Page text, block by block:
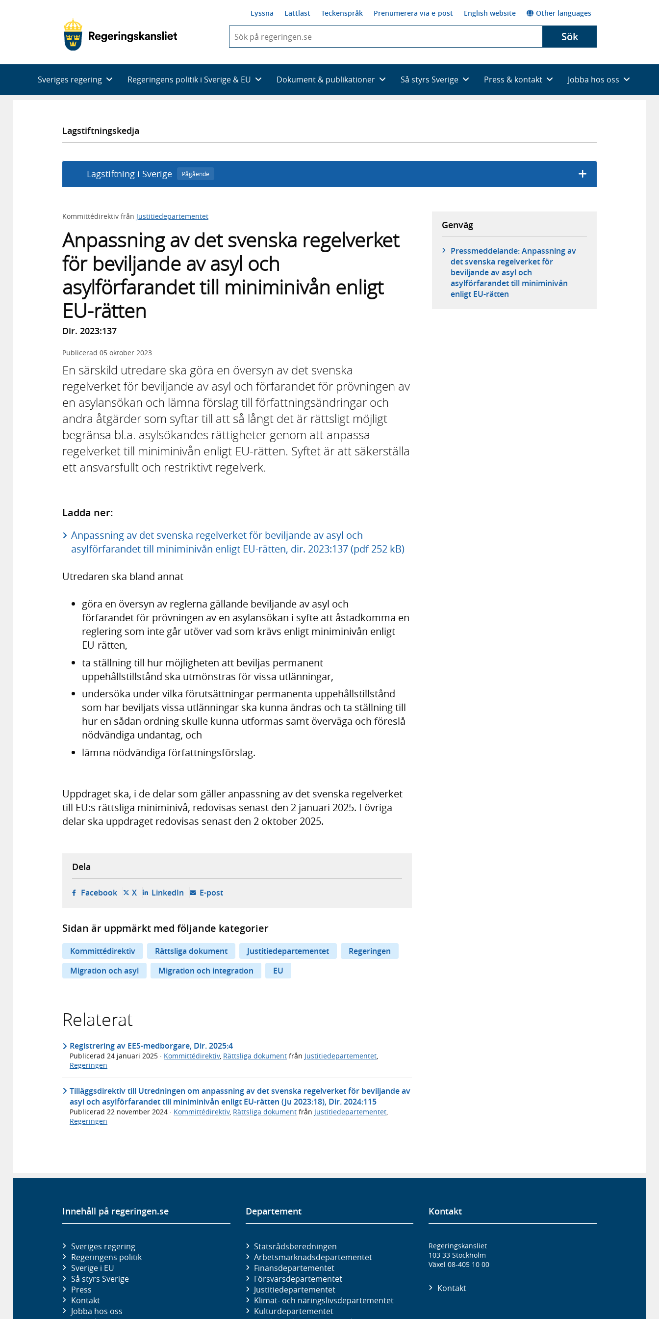
Lyssna Lättläst Teckenspråk Prenumerera via e-post English website Other languages
du
skriva
framträder
en
Sök
Sveriges regering Regeringens politik i Sverige & EU Dokument & publikationer Så styrs Sverige Press & kontakt Jobba hos oss
Lagstiftningskedja
Lagstiftning i Sverige Pågående
Kommittédirektiv från Justitiedepartementet
Anpassning av det svenska regelverket
för beviljande av asyl och
asylförfarandet till miniminivån enligt
EU-rätten
Dir. 2023:137
Publicerad 05 oktober 2023
En särskild utredare ska göra en översyn av det svenska
regelverket för beviljande av asyl och förfarandet för prövningen av
en asylansökan och lämna förslag till författningsändringar och
andra åtgärder som syftar till att så långt det är rättsligt möjligt
begränsa bl.a. asylsökandes rättigheter genom att anpassa
regelverket till miniminivån enligt EU-rätten. Syftet är att säkerställa
ett ansvarsfullt och restriktivt regelverk.
Ladda ner:
Anpassning av det svenska regelverket för beviljande av asyl och
asylförfarandet till miniminivån enligt EU-rätten, dir. 2023:137 (pdf 252 kB)
Utredaren ska bland annat
göra en översyn av reglerna gällande beviljande av asyl och
förfarandet för prövningen av en asylansökan i syfte att åstadkomma en
reglering som inte går utöver vad som krävs enligt miniminivån enligt
EU-rätten,
ta ställning till hur möjligheten att beviljas permanent
uppehållstillstånd ska utmönstras för vissa utlänningar,
undersöka under vilka förutsättningar permanenta uppehållstillstånd
som har beviljats vissa utlänningar ska kunna ändras och ta ställning till
hur en sådan ordning skulle kunna utformas samt överväga och föreslå
nödvändiga undantag, och
lämna nödvändiga författningsförslag.
Uppdraget ska, i de delar som gäller anpassning av det svenska regelverket
till EU:s rättsliga miniminivå, redovisas senast den 2 januari 2025. I övriga
delar ska uppdraget redovisas senast den 2 oktober 2025.
Genväg
Pressmeddelande: Anpassning av
det svenska regelverket för
beviljande av asyl och
asylförfarandet till miniminivån
enligt EU-rätten
Dela
Facebook- öppnas i ny flik, extern webbplats,
X- öppnas i ny flik, extern webbplats,
LinkedIn- öppnas i ny flik, extern webbplats,
E-post- öppnar din e-postklient,
Sidan är uppmärkt med följande kategorier
Kommittédirektiv Rättsliga dokument Justitiedepartementet
Regeringen
Migration och asyl
Migration och integration EU
Relaterat
Registrering av EES-medborgare, Dir. 2025:4
Publicerad 24 januari 2025 · Kommittédirektiv, Rättsliga dokument från Justitiedepartementet,
Regeringen
Tilläggsdirektiv till Utredningen om anpassning av det svenska regelverket för beviljande av
asyl och asylförfarandet till miniminivån enligt EU-rätten (Ju 2023:18), Dir. 2024:115
Publicerad 22 november 2024 · Kommittédirektiv, Rättsliga dokument från Justitiedepartementet,
Regeringen
Innehåll på regeringen.se
Sveriges regering
Regeringens politik
Sverige i EU
Så styrs Sverige
Press
Kontakt
Jobba hos oss
Departement
Statsrådsberedningen
Arbetsmarknads­departementet
Finans­departementet
Försvars­departementet
Justitie­departementet
Klimat- och näringslivs­departementet
Kultur­departementet
Kontakt
Regeringskansliet
103 33 Stockholm
Växel 08-405 10 00
Kontakt